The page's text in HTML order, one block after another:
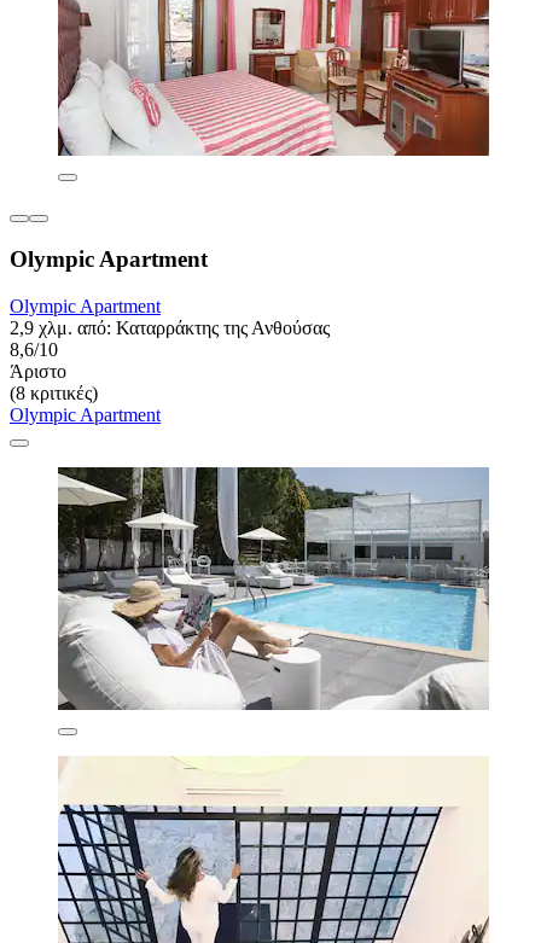
Olympic Apartment
Olympic Apartment
2,9 χλμ. από: Καταρράκτης της Ανθούσας
8,6/10
Άριστο
(8 κριτικές)
Olympic Apartment